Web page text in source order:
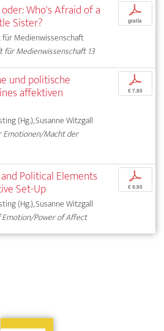
Who's Afraid of a
Sister?
für Medienwissenschaft
Medienwissenschaft 13
p
gratis
und politische
affektiven
(Hg.), Susanne Witzgall
Emotionen/Macht der
p
€ 7,95
Political Elements
Set-Up
(Hg.), Susanne Witzgall
Emotion/Power of Affect
p
€ 9,95